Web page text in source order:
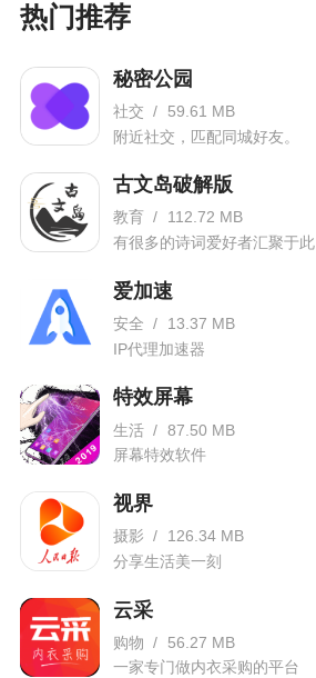
热门推荐
秘密公园
社交 /
59.61 MB
附近社交，匹配同城好友。
古文岛破解版
教育 /
112.72 MB
有很多的诗词爱好者汇聚于此
爱加速
安全 /
13.37 MB
IP代理加速器
特效屏幕
生活 / 87.50 MB
屏幕特效软件
视界
摄影 /
126.34 MB
分享生活美一刻
云采
购物 /
56.27 MB
一家专门做内衣采购的平台